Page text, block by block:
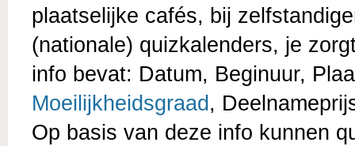
plaatselijke cafés, bij
(nationale) quizkalenders, je
info bevat: Datum, Beginuur,
Moeilijkheidsgraad ,
Op basis van deze info kunnen